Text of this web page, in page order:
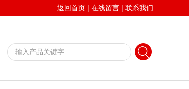
返回首页 | 在线留言 | 联系我们